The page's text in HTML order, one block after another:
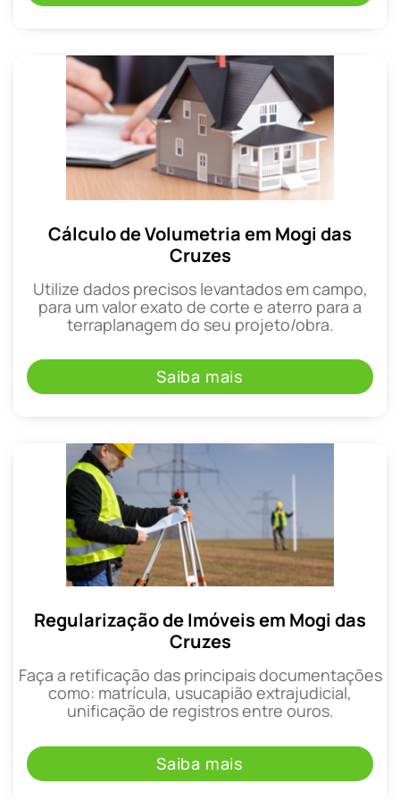
Cálculo de Volumetria em Mogi das
Cruzes
Utilize dados precisos levantados em campo,
para um valor exato de corte e aterro para a
terraplanagem do seu projeto/obra.
Saiba mais
Regularização de Imóveis em Mogi das
Cruzes
Faça a retificação das principais documentações
como: matrícula, usucapião extrajudicial,
unificação de registros entre ouros.
Saiba mais